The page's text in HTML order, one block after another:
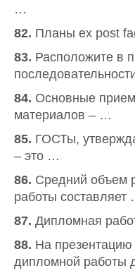
…
82. Планы ex post
83. Расположите в
84. Основные
материалов – …
85. ГОСТы,
– это …
86. Средний объем
работы составляет
87. Дипломная
88. На
дипломной работы